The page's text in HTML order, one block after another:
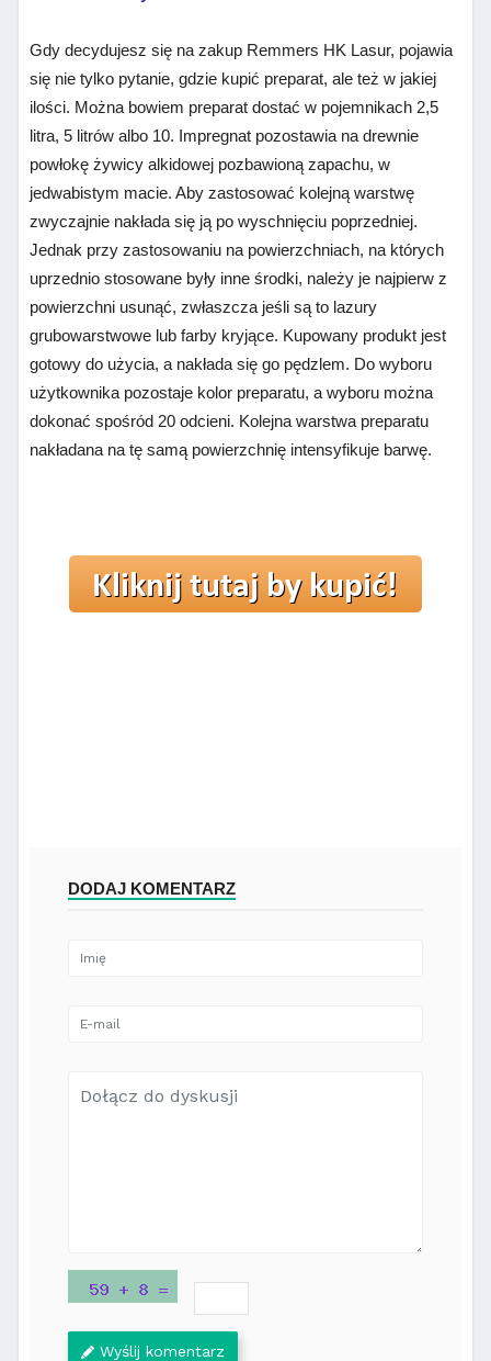
Gdy decydujesz się na zakup Remmers HK Lasur, pojawia
się nie tylko pytanie, gdzie kupić preparat, ale też w jakiej
ilości. Można bowiem preparat dostać w pojemnikach 2,5
litra, 5 litrów albo 10. Impregnat pozostawia na drewnie
powłokę żywicy alkidowej pozbawioną zapachu, w
jedwabistym macie. Aby zastosować kolejną warstwę
zwyczajnie nakłada się ją po wyschnięciu poprzedniej.
Jednak przy zastosowaniu na powierzchniach, na których
uprzednio stosowane były inne środki, należy je najpierw z
powierzchni usunąć, zwłaszcza jeśli są to lazury
grubowarstwowe lub farby kryjące. Kupowany produkt jest
gotowy do użycia, a nakłada się go pędzlem. Do wyboru
użytkownika pozostaje kolor preparatu, a wyboru można
dokonać spośród 20 odcieni. Kolejna warstwa preparatu
nakładana na tę samą powierzchnię intensyfikuje barwę.
DODAJ KOMENTARZ
Wyślij komentarz